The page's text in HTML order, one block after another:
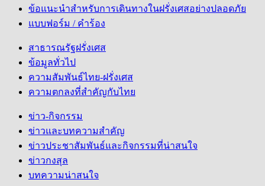
ข้อแนะนำสำหรับการเดินทางในฝรั่งเศสอย่างปลอดภัย
แบบฟอร์ม / คำร้อง
สาธารณรัฐฝรั่งเศส
ข้อมูลทั่วไป
ความสัมพันธ์ไทย-ฝรั่งเศส
ความตกลงที่สำคัญกับไทย
ข่าว-กิจกรรม
ข่าวและบทความสำคัญ
ข่าวประชาสัมพันธ์และกิจกรรมที่น่าสนใจ
ข่าวกงสุล
บทความน่าสนใจ